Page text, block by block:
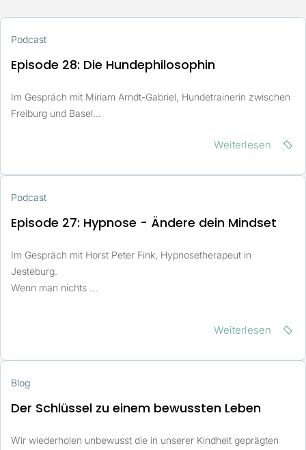
Episode 28: Die Hundephilosophin
Podcast
Im Gespräch mit Miriam Arndt-Gabriel, Hundetrainerin zwischen
Freiburg und Basel...
Weiterlesen
Episode 27: Hypnose - Ändere dein Mindset
Podcast
Im Gespräch mit Horst Peter Fink, Hypnosetherapeut in
Jesteburg.
Wenn man nichts ...
Weiterlesen
Der Schlüssel zu einem bewussten Leben
Blog
Wir wiederholen unbewusst die in unserer Kindheit geprägten